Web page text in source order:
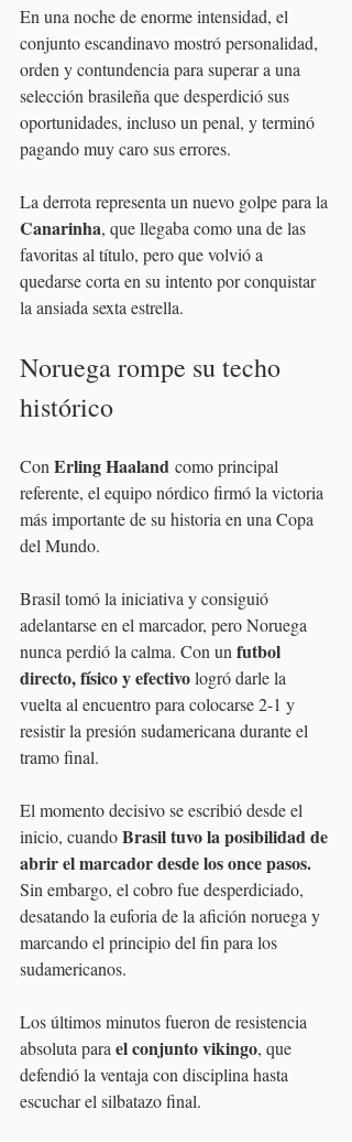
En una noche de enorme intensidad, el
conjunto escandinavo mostró personalidad,
orden y contundencia para superar a una
selección brasileña que desperdició sus
oportunidades, incluso un penal, y terminó
pagando muy caro sus errores.
La derrota representa un nuevo golpe para la
Canarinha, que llegaba como una de las
favoritas al título, pero que volvió a
quedarse corta en su intento por conquistar
la ansiada sexta estrella.
Noruega rompe su techo
histórico
Con Erling Haaland como principal
referente, el equipo nórdico firmó la victoria
más importante de su historia en una Copa
del Mundo.
Brasil tomó la iniciativa y consiguió
adelantarse en el marcador, pero Noruega
nunca perdió la calma. Con un futbol
directo, físico y efectivo logró darle la
vuelta al encuentro para colocarse 2-1 y
resistir la presión sudamericana durante el
tramo final.
El momento decisivo se escribió desde el
inicio, cuando Brasil tuvo la posibilidad de
abrir el marcador desde los once pasos.
Sin embargo, el cobro fue desperdiciado,
desatando la euforia de la afición noruega y
marcando el principio del fin para los
sudamericanos.
Los últimos minutos fueron de resistencia
absoluta para el conjunto vikingo, que
defendió la ventaja con disciplina hasta
escuchar el silbatazo final.